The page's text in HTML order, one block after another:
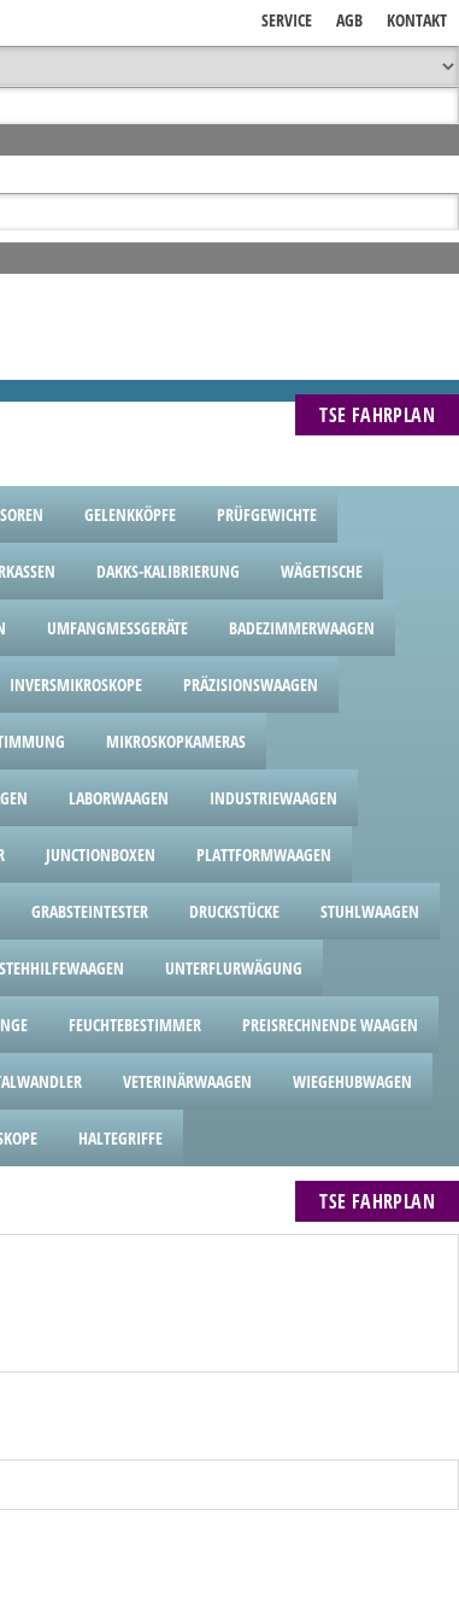
KONTAKT
AGB
SERVICE
TSE FAHRPLAN
GELENKKÖPFE PRÜFGEWICHTE
DAKKS-KALIBRIERUNG WÄGETISCHE
UMFANGMESSGERÄTE BADEZIMMERWAAGEN
INVERSMIKROSKOPE PRÄZISIONSWAAGEN
MIKROSKOPKAMERAS
LABORWAAGEN INDUSTRIEWAAGEN
JUNCTIONBOXEN PLATTFORMWAAGEN
GRABSTEINTESTER DRUCKSTÜCKE STUHLWAAGEN
STEHHILFEWAAGEN UNTERFLURWÄGUNG
FEUCHTEBESTIMMER PREISRECHNENDE WAAGEN
VETERINÄRWAAGEN WIEGEHUBWAGEN
HALTEGRIFFE
TSE FAHRPLAN